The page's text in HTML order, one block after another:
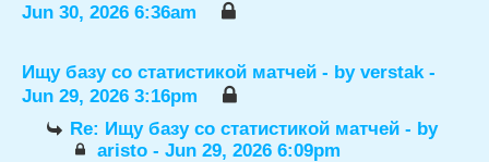
Jun 30, 2026 6:36am
Ищу базу со статистикой матчей - by verstak-
Jun 29, 2026 3:16pm
Re: Ищу базу со статистикой матчей - by
aristo- Jun 29, 2026 6:09pm